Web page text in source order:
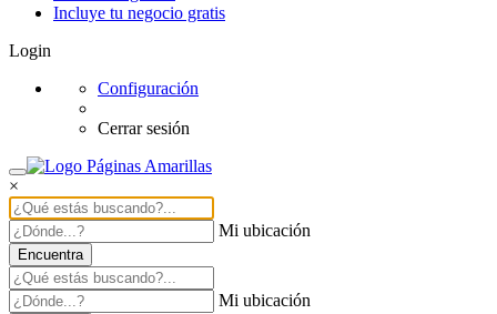
Incluye tu negocio gratis
Login
Configuración
Cerrar sesión
×
Mi ubicación
Encuentra
Mi ubicación